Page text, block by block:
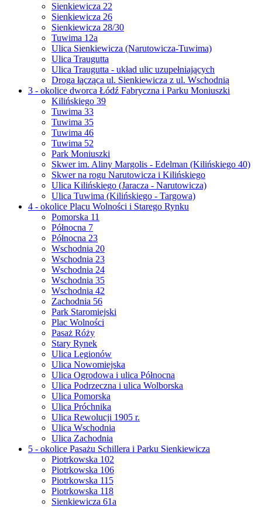
Sienkiewicza 22
Sienkiewicza 26
Sienkiewicza 28/30
Tuwima 12a
Ulica Sienkiewicza (Narutowicza-Tuwima)
Ulica Traugutta
Ulica Traugutta - układ ulic uzupełniających
Droga łącząca ul. Sienkiewicza z ul. Wschodnią
3 - okolice dworca Łódź Fabryczna i Parku Moniuszki
Kilińskiego 39
Tuwima 33
Tuwima 35
Tuwima 46
Tuwima 52
Park Moniuszki
Skwer im. Aliny Margolis - Edelman (Kilińskiego 40)
Skwer na rogu Narutowicza i Kilińskiego
Ulica Kilińskiego (Jaracza - Narutowicza)
Ulica Tuwima (Kilińskiego - Targowa)
4 - okolice Placu Wolności i Starego Rynku
Pomorska 11
Północna 7
Północna 23
Wschodnia 20
Wschodnia 23
Wschodnia 24
Wschodnia 35
Wschodnia 42
Zachodnia 56
Park Staromiejski
Plac Wolności
Pasaż Róży
Stary Rynek
Ulica Legionów
Ulica Nowomiejska
Ulica Ogrodowa i ulica Północna
Ulica Podrzeczna i ulica Wolborska
Ulica Pomorska
Ulica Próchnika
Ulica Rewolucji 1905 r.
Ulica Wschodnia
Ulica Zachodnia
5 - okolice Pasażu Schillera i Parku Sienkiewicza
Piotrkowska 102
Piotrkowska 106
Piotrkowska 115
Piotrkowska 118
Sienkiewicza 61a